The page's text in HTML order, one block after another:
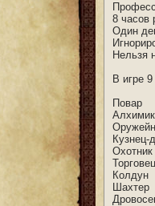
8 часов
Один
Нельзя
В игре
Повар
Алхимик
Кузнец-
Охотник
Торговец
Колдун
Шахтер